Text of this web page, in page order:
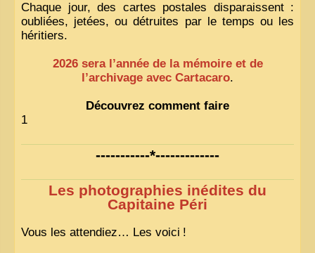
Chaque jour, des cartes postales disparaissent :
oubliées, jetées, ou détruites par le temps ou les
héritiers.
2026 sera l’année de la mémoire et de
l’archivage avec Cartacaro.
Découvrez comment faire
1
-----------*-------------
Les photographies inédites du
Capitaine Péri
Vous les attendiez… Les voici !